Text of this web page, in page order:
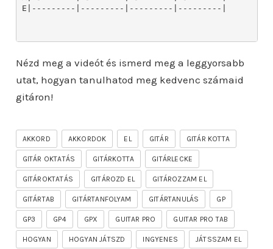
Nézd meg a videót és ismerd meg a leggyorsabb
utat, hogyan tanulhatod meg kedvenc számaid
gitáron!
AKKORD AKKORDOK EL GITÁR GITÁR KOTTA
GITÁR OKTATÁS GITÁRKOTTA GITÁRLECKE
GITÁROKTATÁS GITÁROZD EL GITÁROZZAM EL
GITÁRTAB GITÁRTANFOLYAM GITÁRTANULÁS GP
GP3 GP4 GPX GUITAR PRO GUITAR PRO TAB
HOGYAN HOGYAN JÁTSZD INGYENES JÁTSSZAM EL